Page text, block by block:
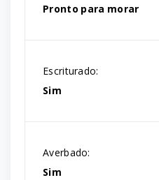
Pronto para morar
Escriturado:
Sim
Averbado:
Sim